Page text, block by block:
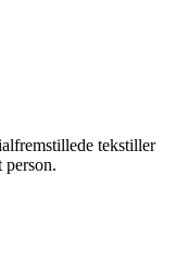
tekstiller
person.